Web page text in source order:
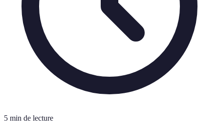
5 min de lecture